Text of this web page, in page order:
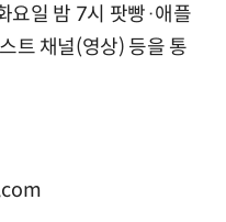
요일 밤 7시 팟빵·애플
트 채널(영상) 등을 통